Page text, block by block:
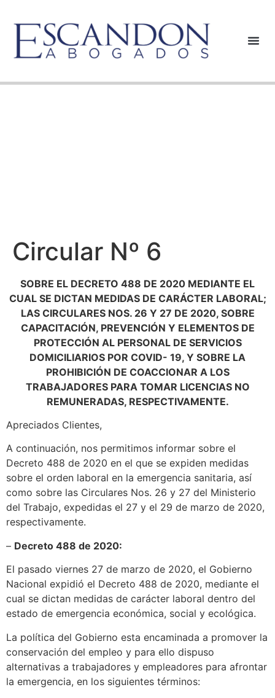
Circular Nº 6
SOBRE EL DECRETO 488 DE 2020 MEDIANTE EL
CUAL SE DICTAN MEDIDAS DE CARÁCTER LABORAL;
LAS CIRCULARES NOS. 26 Y 27 DE 2020, SOBRE
CAPACITACIÓN, PREVENCIÓN Y ELEMENTOS DE
PROTECCIÓN AL PERSONAL DE SERVICIOS
DOMICILIARIOS POR COVID- 19, Y SOBRE LA
PROHIBICIÓN DE COACCIONAR A LOS
TRABAJADORES PARA TOMAR LICENCIAS NO
REMUNERADAS, RESPECTIVAMENTE.
Apreciados Clientes,
A continuación, nos permitimos informar sobre el
Decreto 488 de 2020 en el que se expiden medidas
sobre el orden laboral en la emergencia sanitaria, así
como sobre las Circulares Nos. 26 y 27 del Ministerio
del Trabajo, expedidas el 27 y el 29 de marzo de 2020,
respectivamente.
– Decreto 488 de 2020:
El pasado viernes 27 de marzo de 2020, el Gobierno
Nacional expidió el Decreto 488 de 2020, mediante el
cual se dictan medidas de carácter laboral dentro del
estado de emergencia económica, social y ecológica.
La política del Gobierno esta encaminada a promover la
conservación del empleo y para ello dispuso
alternativas a trabajadores y empleadores para afrontar
la emergencia, en los siguientes términos: